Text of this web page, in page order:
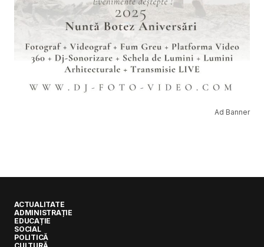
Ad Banner
ACTUALITATE
ADMINISTRAȚIE
EDUCAȚIE
SOCIAL
POLITICĂ